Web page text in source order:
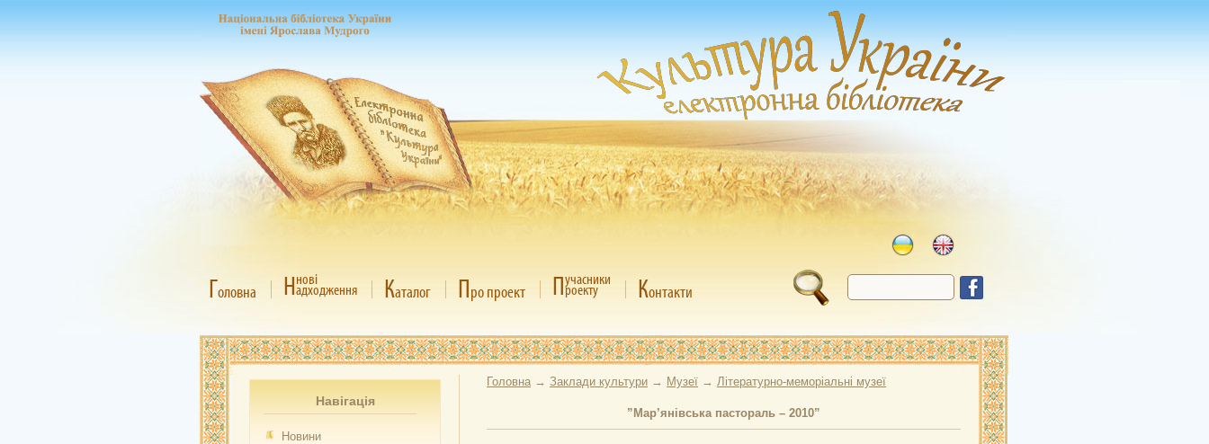
Головна Ннові
адходження Каталог Про проект Пучасники
роекту Контакти
Навігація
Новини
Головна → Заклади культури → Музеї → Літературно-меморіальні музеї
”Мар’янівська пастораль – 2010”